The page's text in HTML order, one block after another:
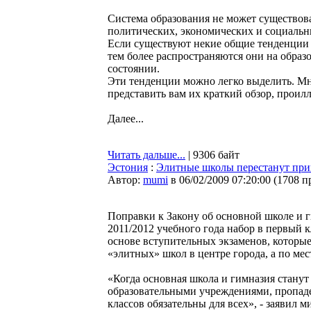
Система образования не может
политических, экономических и
Если существуют некие общие
тем более распространяются они на
состоянии.
Эти тенденции можно легко выделить.
представить вам их краткий обзор,
Далее...
Читать дальше... | 9306 байт
Эстония : Элитные школы перестанут
Автор: mumi в 06/02/2009 07:20:00 (1708
Поправки к Закону об основной школе и
2011/2012 учебного года набор в первый
основе вступительных экзаменов,
«элитных» школ в центре города, а по
«Когда основная школа и гимназия
образовательными учреждениями,
классов обязательны для всех», - заявил